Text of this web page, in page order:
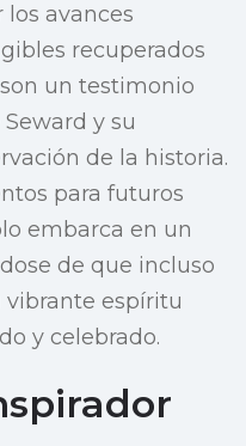
avances
recuperados
un testimonio
y su
de la historia.
para futuros
embarca en un
de que incluso
espíritu
y celebrado.